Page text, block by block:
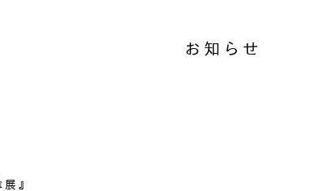
お知らせ
展』